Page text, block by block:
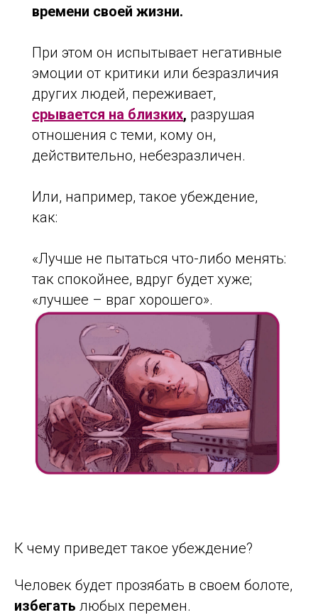
времени своей жизни.
При этом он испытывает негативные
эмоции от критики или безразличия
других людей, переживает,
срывается на близких, разрушая
отношения с теми, кому он,
действительно, небезразличен.
Или, например, такое убеждение,
как:
«Лучше не пытаться что-либо менять:
так спокойнее, вдруг будет хуже;
«лучшее – враг хорошего».
К чему приведет такое убеждение?
Человек будет прозябать в своем болоте,
избегать любых перемен.